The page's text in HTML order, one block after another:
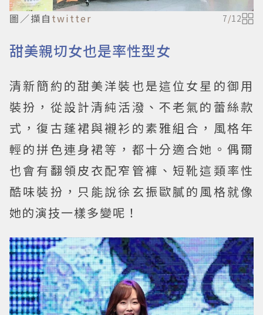
圖／擷自 twitter 7/12
甜美親切女也是率性型女
清新簡約的甜美洋裝也是這位女星的御用
裝扮，從設計清純活潑、不老氣的蕾絲款
式，復古蓬裙與襯衫的素雅組合，風格年
輕的拼色連身裙等，都十分適合她。偶爾
也會有翻領皮衣配窄管褲、短靴這類率性
酷味裝扮，只能說徐玄振歐膩的風格就像
她的演技一樣多變呢！